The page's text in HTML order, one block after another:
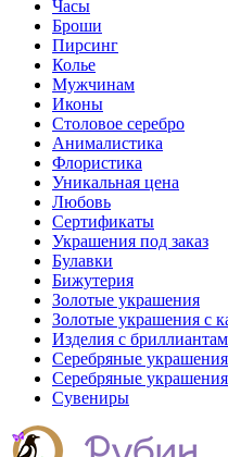
Часы
Броши
Пирсинг
Колье
Мужчинам
Иконы
Столовое серебро
Анималистика
Флористика
Уникальная цена
Любовь
Сертификаты
Украшения под заказ
Булавки
Бижутерия
Золотые украшения
Золотые украшения с
Изделия с
Серебряные украшения
Серебряные
Сувениры